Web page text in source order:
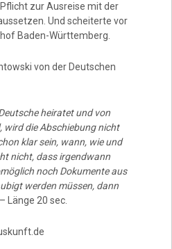
zur Ausreise mit der
Und scheiterte vor
Baden-Württemberg.
von der Deutschen
heiratet und von
wird die Abschiebung nicht
klar sein, wann, wie und
nicht, dass irgendwann
noch Dokumente aus
werden müssen, dann
– Länge 20 sec.